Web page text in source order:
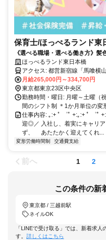
保育士/ほっぺるランド東
《選べる職場・選べる働き方》
る！社宅支援制度あり／資格を活
ほっぺるランド東日本橋
アクセス: 都営新宿線「馬喰横山駅」Ａ2出口より徒歩1分 都営浅草線
「東日本橋駅」A3出口より徒歩
月給265,000円～334,700円
東京都東京23区中央区
勤務時間・曜日: 月曜～土曜（
間のシフト制 ＊1か月単位の
仕事内容: ｡:+ ﾟ ゜ﾟ +:｡:+ ﾟ ゜ﾟ
迎◎／ 入社し、着実に
ず、 あたたかく迎えてくれ...
変形労働時間制 交通費支給
前へ 1 2
この条件の新
東京都 / 三越前駅
ネイルOK
「LINEで受け取る」では、新着求
す。 詳しくはこちら